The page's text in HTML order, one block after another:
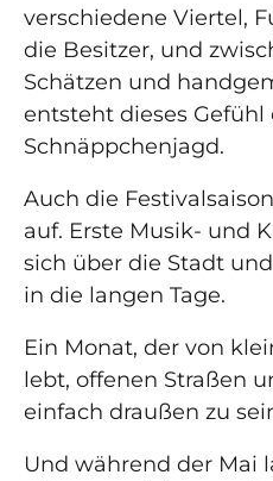
verschiedene Viertel,
die Besitzer, und
Schätzen und
entsteht dieses Gefühl
Schnäppchenjagd.
Auch die
auf. Erste Musik- und
sich über die Stadt
in die langen Tage.
Ein Monat, der von
lebt, offenen Straßen
einfach draußen zu
Und während der Mai